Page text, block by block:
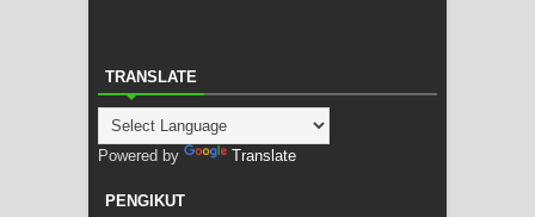
TRANSLATE
Powered by Translate
PENGIKUT